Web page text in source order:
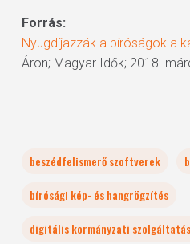
Forrás:
Nyugdíjazzák a bíróságok a
Áron; Magyar Idők; 2018.
beszédfelismerő szoftverek
bírósági kép- és hangrögzítés
digitális kormányzati